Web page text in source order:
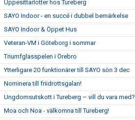
Uppesittarlotter hos Tureberg
SAYO Indoor - en succé i dubbel bemärkelse
SAYO Indoor & Öppet Hus
Veteran-VM i Göteborg i sommar
Triumfglasspelen i Örebro
Ytterligare 20 funktionärer till SAYO sön 3 dec
Nominera till friidrottsgalan!
Ungdomsutskott i Tureberg – vill du vara med?
Moa och Noa - välkomna till Tureberg!